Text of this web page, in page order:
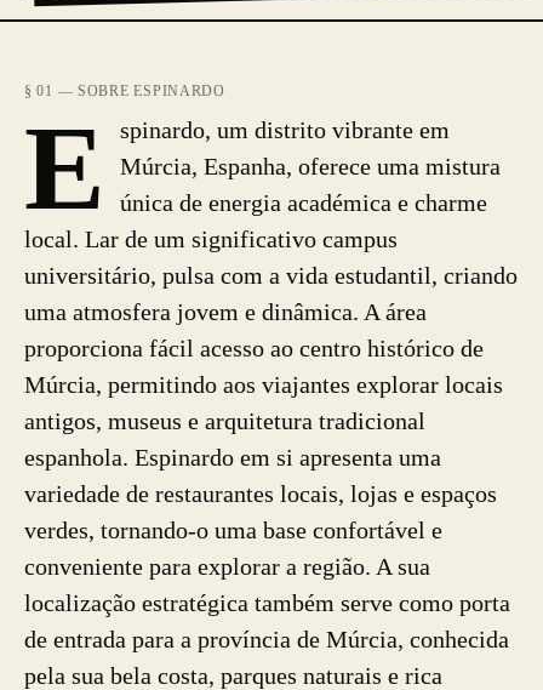
§ 01 — SOBRE ESPINARDO
E
spinardo, um distrito vibrante em
Múrcia, Espanha, oferece uma mistura
única de energia académica e charme
local. Lar de um significativo campus
universitário, pulsa com a vida estudantil, criando
uma atmosfera jovem e dinâmica. A área
proporciona fácil acesso ao centro histórico de
Múrcia, permitindo aos viajantes explorar locais
antigos, museus e arquitetura tradicional
espanhola. Espinardo em si apresenta uma
variedade de restaurantes locais, lojas e espaços
verdes, tornando-o uma base confortável e
conveniente para explorar a região. A sua
localização estratégica também serve como porta
de entrada para a província de Múrcia, conhecida
pela sua bela costa, parques naturais e rica